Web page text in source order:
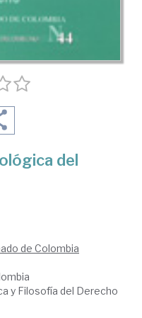
del
de Colombia
y Filosofía del Derecho